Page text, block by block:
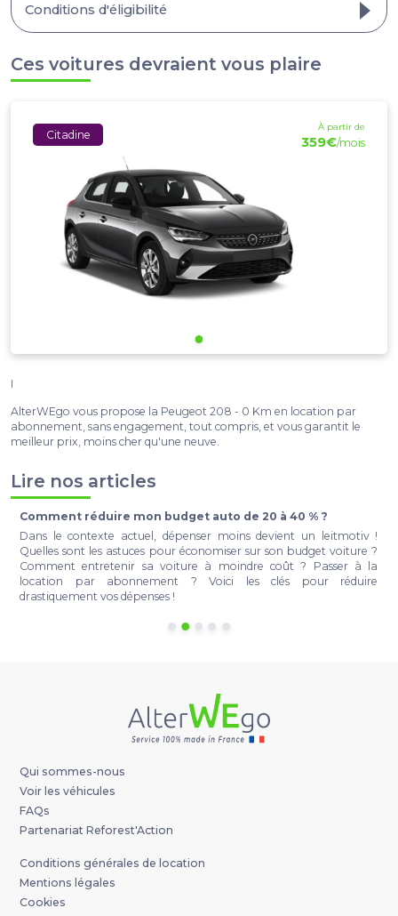
L'assurance, obligatoirement tous risques
carburant, pertes de clés...)
Les frais de livraison et de retour - cf. conditions générales
Conditions d'éligibilité
Ces voitures devraient vous plaire
Citadine
À partir de
359€/mois
I
AlterWEgo vous propose la Peugeot 208 - 0 Km en location par
abonnement, sans engagement, tout compris, et vous garantit le
meilleur prix, moins cher qu'une neuve.
Lire nos articles
Comment réduire mon budget auto de 20 à 40 % ?
Dans le contexte actuel, dépenser moins devient un leitmotiv !
Quelles sont les astuces pour économiser sur son budget voiture ?
Comment entretenir sa voiture à moindre coût ? Passer à la
location par abonnement ? Voici les clés pour réduire
drastiquement vos dépenses !
Qui sommes-nous
Voir les véhicules
FAQs
Partenariat Reforest'Action
Conditions générales de location
Mentions légales
Cookies